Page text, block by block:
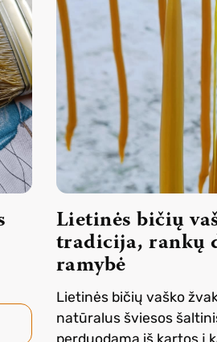
Lietinės bičių
tradicija, rankų
ramybė
Lietinės bičių vaško
natūralus šviesos
perduodama iš kartos į